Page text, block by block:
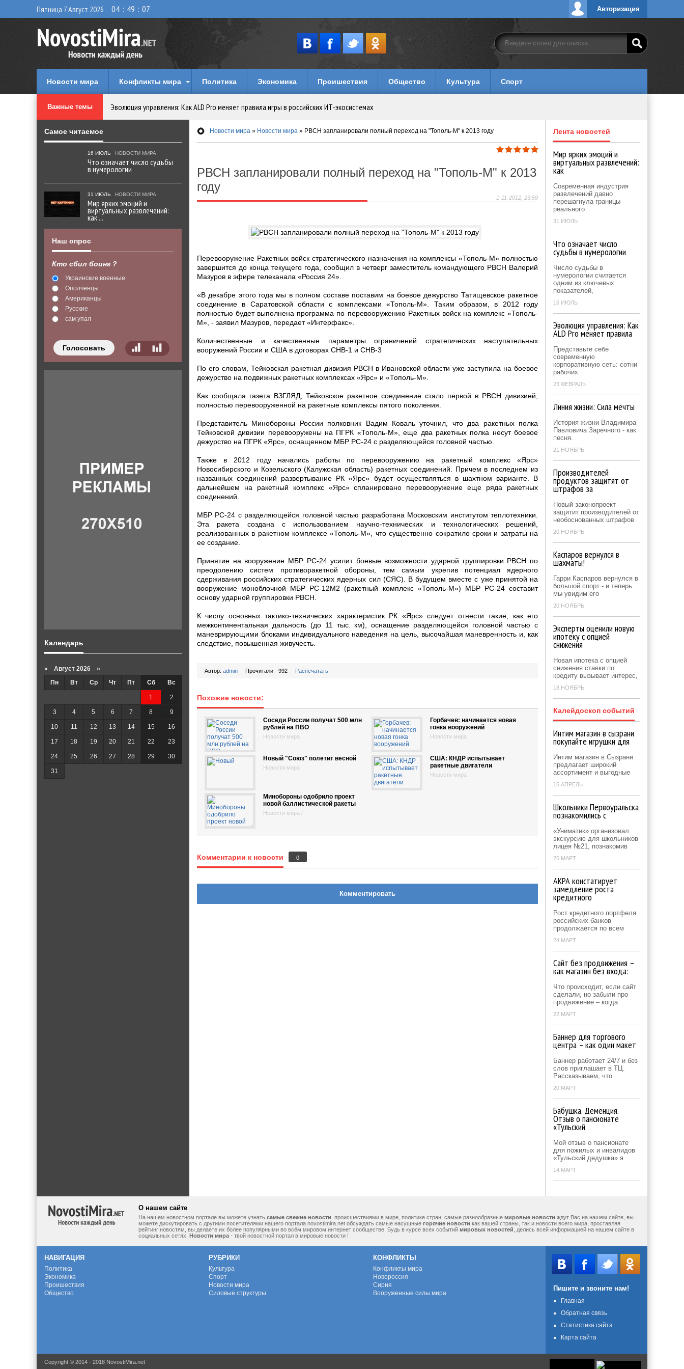
Авторизация
Пятница 7 Август 2026 04 : 49 : 08
Новости мира Конфликты мира Политика Экономика Проишествия Общество Культура Спорт
Важные темы Эволюция управления: Как ALD Pro меняет правила игры в российских ИТ-экосистемах
Криптовалюту предложили признать имуществом в Уголовном кодексе
Идеи, куда сходить с детьми в парки, музеи и кафе
Мир ярких эмоций и виртуальных развлечений: как устроен досуг на игровых порталах
Что означает число судьбы в нумерологии
Новости мира » Новости мира » РВСН запланировали полный переход на "Тополь-М" к 2013 году
РВСН запланировали полный переход на "Тополь-М" к 2013
году
1-11-2012, 23:59
Перевооружение Ракетных войск стратегического назначения на комплексы «Тополь-М» полностью
завершится до конца текущего года, сообщил в четверг заместитель командующего РВСН Валерий
Мазуров в эфире телеканала «Россия 24».
«В декабре этого года мы в полном составе поставим на боевое дежурство Татищевское ракетное
соединение в Саратовской области с комплексами «Тополь-М». Таким образом, в 2012 году
полностью будет выполнена программа по перевооружению Ракетных войск на комплекс «Тополь-
М», - заявил Мазуров, передает «Интерфакс».
Количественные и качественные параметры ограничений стратегических наступательных
вооружений России и США в договорах СНВ-1 и СНВ-3
По его словам, Тейковская ракетная дивизия РВСН в Ивановской области уже заступила на боевое
дежурство на подвижных ракетных комплексах «Ярс» и «Тополь-М».
Как сообщала газета ВЗГЛЯД, Тейковское ракетное соединение стало первой в РВСН дивизией,
полностью перевооруженной на ракетные комплексы пятого поколения.
Представитель Минобороны России полковник Вадим Коваль уточнил, что два ракетных полка
Тейковской дивизии перевооружены на ПГРК «Тополь-М», еще два ракетных полка несут боевое
дежурство на ПГРК «Ярс», оснащенном МБР РС-24 с разделяющейся головной частью.
Также в 2012 году начались работы по перевооружению на ракетный комплекс «Ярс»
Новосибирского и Козельского (Калужская область) ракетных соединений. Причем в последнем из
названных соединений развертывание РК «Ярс» будет осуществляться в шахтном варианте. В
дальнейшем на ракетный комплекс «Ярс» спланировано перевооружение еще ряда ракетных
соединений.
МБР РС-24 с разделяющейся головной частью разработана Московским институтом теплотехники.
Эта ракета создана с использованием научно-технических и технологических решений,
реализованных в ракетном комплексе «Тополь-М», что существенно сократило сроки и затраты на
ее создание.
Принятие на вооружение МБР РС-24 усилит боевые возможности ударной группировки РВСН по
преодолению систем противоракетной обороны, тем самым укрепив потенциал ядерного
сдерживания российских стратегических ядерных сил (СЯС). В будущем вместе с уже принятой на
вооружение моноблочной МБР РС-12М2 (ракетный комплекс «Тополь-М») МБР РС-24 составит
основу ударной группировки РВСН.
К числу основных тактико-технических характеристик РК «Ярс» следует отнести такие, как его
межконтинентальная дальность (до 11 тыс. км), оснащение разделяющейся головной частью с
маневрирующими блоками индивидуального наведения на цель, высочайшая маневренность и, как
следствие, повышенная живучесть.
Автор: admin Прочитали - 992 Распечатать
Похожие новости:
Соседи России получат 500 млн
рублей на ПВО
Новости мира
Горбачев: начинается новая
гонка вооружений
Новости мира
Новый "Союз" полетит весной
Новости мира
США: КНДР испытывает
ракетные двигатели
Новости мира
Минобороны одобрило проект
новой баллистической ракеты
Новости мира /
Комментарии к новости 0
Комментировать
Самое читаемое
16 ИЮЛЬ НОВОСТИ МИРА
Что означает число судьбы
в нумерологии
31 ИЮЛЬ НОВОСТИ МИРА
Мир ярких эмоций и
виртуальных развлечений:
как ...
Наш опрос
Кто сбил боинг ?
Украинские военные
Ополченцы
Американцы
Русские
сам упал
Голосовать
Календарь
« Август 2026 »
Пн
Вт Ср Чт Пт Сб Вс
1 2
3 4 5 6 7 8 9
10 11 12 13 14 15 16
17 18 19 20 21 22 23
24 25 26 27 28 29 30
31
Лента новостей
Мир ярких эмоций и
виртуальных развлечений:
как
Современная индустрия
развлечений давно
перешагнула границы
реального
31 ИЮЛЬ
Что означает число
судьбы в нумерологии
Число судьбы в
нумерологии считается
одним из ключевых
показателей,
16 ИЮЛЬ
Эволюция управления: Как
ALD Pro меняет правила
Представьте себе
современную
корпоративную сеть: сотни
рабочих
23 ФЕВРАЛЬ
Линия жизни: Сила мечты
История жизни Владимира
Павловича Заречного - как
песня.
21 НОЯБРЬ
Производителей
продуктов защитят от
штрафов за
Новый законопроект
защитит производителей от
необоснованных штрафов
20 НОЯБРЬ
Каспаров вернулся в
шахматы!
Гарри Каспаров вернулся в
большой спорт - и теперь
мы увидим его
20 НОЯБРЬ
Эксперты оценили новую
ипотеку с опцией
снижения
Новая ипотека с опцией
снижения ставки по
кредиту вызывает интерес,
18 НОЯБРЬ
Калейдоскоп событий
Интим магазин в сызрани
покупайте игрушки для
Интим магазин в Сызрани
предлагает широкий
ассортимент и выгодные
15 АПРЕЛЬ
Школьники Первоуральска
познакомились с
«Униматик» организовал
экскурсию для школьников
лицея №21, познакомив
25 МАРТ
АКРА констатирует
замедление роста
кредитного
Рост кредитного портфеля
российских банков
продолжается по всем
24 МАРТ
Сайт без продвижения –
как магазин без входа:
Что происходит, если сайт
сделали, но забыли про
продвижение – когда
22 МАРТ
Баннер для торгового
центра – как один макет
Баннер работает 24/7 и без
слов приглашает в ТЦ.
Рассказываем, что
20 МАРТ
Бабушка. Деменция.
Отзыв о пансионате
«Тульский
Мой отзыв о пансионате
для пожилых и инвалидов
«Тульский дедушка» я
14 МАРТ
О нашем сайте
На нашем новостном портале вы можете узнать самые свежие новости , происшествиями в мире, политике стран, самые разнообразные мировые новости ждут Вас на нашем сайте, вы
можете дискутировать с другими посетителями нашего портала novostimira.net обсуждать самые насущные горячие новости как вашей страны, так и новости всего мира, проставляя
рейтинг новостям, вы делаете их более популярными во всём мировом интернет сообществе. Будь в курсе всех событий мировых новостей , делись всей информацией на нашем сайте в
социальных сетях. Новости мира - твой новостной портал в мировые новости !
НАВИГАЦИЯ
Политика
Экономика
Проишествия
Общество
РУБРИКИ
Культура
Спорт
Новости мира
Силовые структуры
КОНФЛИКТЫ
Конфликты мира
Новороссия
Сирия
Вооруженные силы мира
Пишите и звоните нам!
Главная
Обратная связь
Статистика сайта
Карта сайта
Copyright © 2014 - 2018 NovostiMira.net